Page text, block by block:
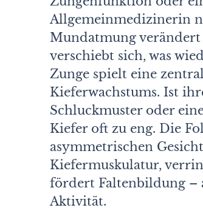
Allgemeinmedizinerin
Mundatmung
verschiebt sich, was
Zunge spielt eine
Kieferwachstums. Ist
Schluckmuster oder
Kiefer oft zu eng. Die
asymmetrischen
Kiefermuskulatur,
fördert Faltenbildung –
Aktivität.